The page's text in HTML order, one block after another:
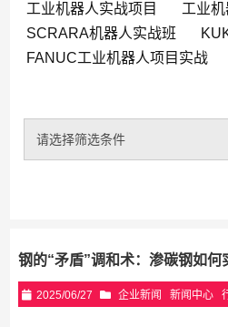
工业机器人实战项目
工业
SCRARA机器人实战班
FANUC工业机器人项目实战
请选择筛选条件
钢的“矛盾”调和术：渗碳钢如
2025/06/27 企业新闻 新闻中心